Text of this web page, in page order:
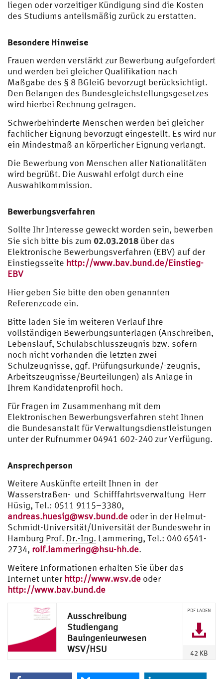
liegen oder vorzeitiger Kündigung sind die Kosten
des Studiums anteilsmäßig zurück zu erstatten.
Besondere Hinweise
Frauen werden verstärkt zur Bewerbung aufgefordert
und werden bei gleicher Qualifikation nach
Maßgabe des § 8 BGleiG bevorzugt berücksichtigt.
Den Belangen des Bundesgleichstellungsgesetzes
wird hierbei Rechnung getragen.
Schwerbehinderte Menschen werden bei gleicher
fachlicher Eignung bevorzugt eingestellt. Es wird nur
ein Mindestmaß an körperlicher Eignung verlangt.
Die Bewerbung von Menschen aller Nationalitäten
wird begrüßt. Die Auswahl erfolgt durch eine
Auswahlkommission.
Bewerbungsverfahren
Sollte Ihr Interesse geweckt worden sein, bewerben
Sie sich bitte bis zum 02.03.2018 über das
Elektronische Bewerbungsverfahren (EBV) auf der
Einstiegsseite http://www.bav.bund.de/Einstieg-
EBV
Hier geben Sie bitte den oben genannten
Referenzcode ein.
Bitte laden Sie im weiteren Verlauf Ihre
vollständigen Bewerbungsunterlagen (Anschreiben,
Lebenslauf, Schulabschlusszeugnis bzw. sofern
noch nicht vorhanden die letzten zwei
Schulzeugnisse, ggf. Prüfungsurkunde/-zeugnis,
Arbeitszeugnisse/Beurteilungen) als Anlage in
Ihrem Kandidatenprofil hoch.
Für Fragen im Zusammenhang mit dem
Elektronischen Bewerbungsverfahren steht Ihnen
die Bundesanstalt für Verwaltungsdienstleistungen
unter der Rufnummer 04941 602-240 zur Verfügung.
Ansprechperson
Weitere Auskünfte erteilt Ihnen in der
Wasserstraßen- und Schifffahrtsverwaltung Herr
Hüsig, Tel.: 0511 9115–3380,
andreas.huesig@wsv.bund.de oder in der Helmut-
Schmidt-Universität/Universität der Bundeswehr in
Hamburg Prof. Dr.-Ing. Lammering, Tel.: 040 6541-
2734, rolf.lammering@hsu-hh.de.
Weitere Informationen erhalten Sie über das
Internet unter http://www.wsv.de oder
http://www.bav.bund.de
Ausschreibung
Studiengang
Bauingenieurwesen
WSV/HSU
PDF LADEN
42 KB